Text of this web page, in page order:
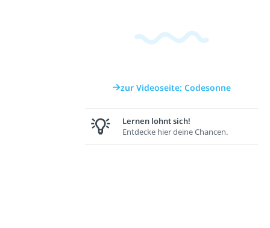
zur Videoseite: Codesonne
Lernen lohnt sich!
Entdecke hier deine Chancen.